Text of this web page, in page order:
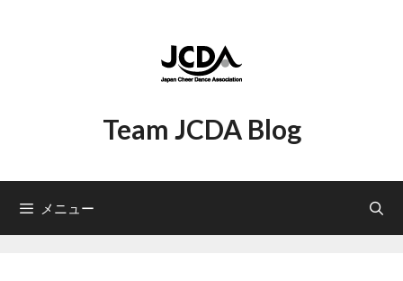
Team JCDA Blog
メニュー